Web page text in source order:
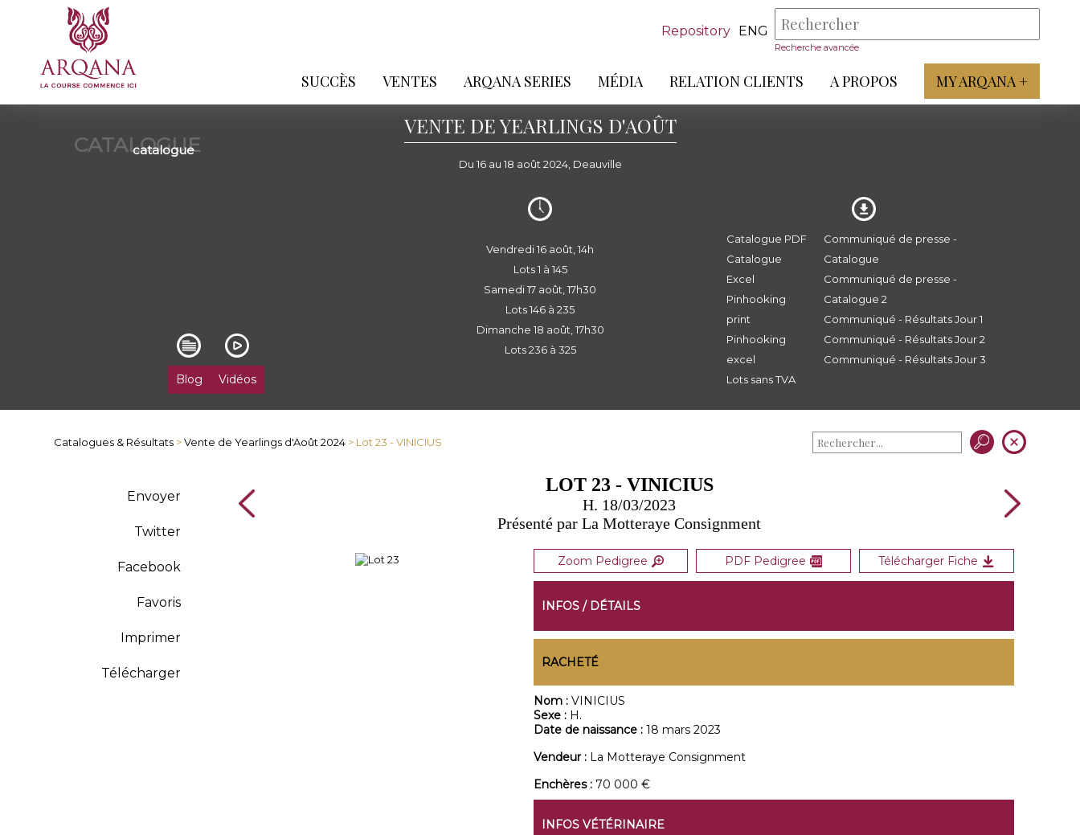
Repository ENG
Recherche avancée
SUCCÈS VENTES ARQANA SERIES MÉDIA RELATION CLIENTS A PROPOS MY ARQANA +
CATALOGUE
catalogue
VENTE DE YEARLINGS D'AOÛT
Du 16 au 18 août 2024, Deauville
Blog Vidéos
Vendredi 16 août, 14h
Lots 1 à 145
Samedi 17 août, 17h30
Lots 146 à 235
Dimanche 18 août, 17h30
Lots 236 à 325
Catalogue PDF
Catalogue
Excel
Pinhooking
print
Pinhooking
excel
Lots sans TVA
Communiqué de presse -
Catalogue
Communiqué de presse -
Catalogue 2
Communiqué - Résultats Jour 1
Communiqué - Résultats Jour 2
Communiqué - Résultats Jour 3
Catalogues & Résultats >Vente de Yearlings d'Août 2024 > Lot 23 - VINICIUS
Envoyer
Twitter
Facebook
Favoris
Imprimer
Télécharger
LOT 23 - VINICIUS
H. 18/03/2023
Présenté par La Motteraye Consignment
Zoom Pedigree PDF Pedigree Télécharger Fiche
INFOS / DÉTAILS
RACHETÉ
Nom : VINICIUS
Sexe : H.
Date de naissance : 18 mars 2023
Vendeur : La Motteraye Consignment
Enchères : 70 000 €
INFOS VÉTÉRINAIRE